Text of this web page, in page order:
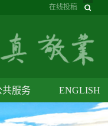
在线投稿
共服务 ENGLISH